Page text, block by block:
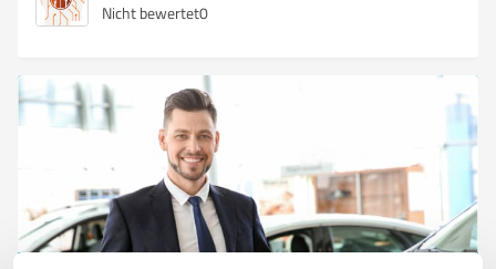
Nicht bewertet0